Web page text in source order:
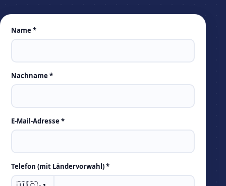
Leave
this
field
empty
Name *
Nachname *
E-Mail-Adresse *
Telefon (mit Ländervorwahl) *